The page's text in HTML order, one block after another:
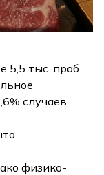
5,5 тыс. проб
случаев
физико-